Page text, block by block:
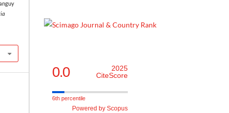
0.0
2025
CiteScore
6th percentile
Powered by Scopus